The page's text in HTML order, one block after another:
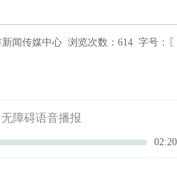
闻传媒中心 浏览次数： 614字号：〖
无障碍语音播报
Seek 02:20